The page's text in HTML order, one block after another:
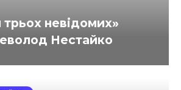
невідомих»
Нестайко